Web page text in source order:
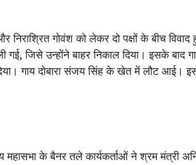
निराश्रित गोवंश को लेकर दो पक्षों के बीच
जिसे उन्होंने बाहर निकाल दिया। इसके
गाय दोबारा संजय सिंह के खेत में लौट आई।
के बैनर तले कार्यकर्ताओं ने श्रम मंत्री